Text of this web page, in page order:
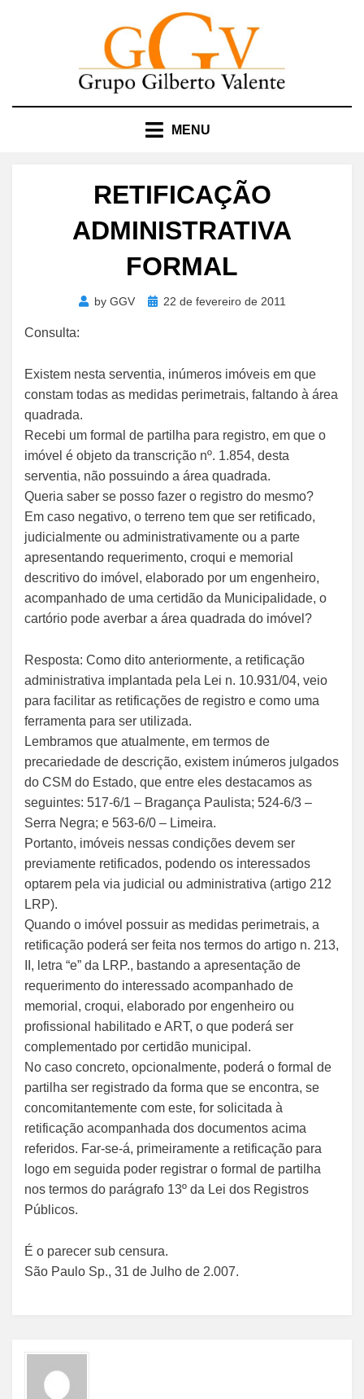
MENU
RETIFICAÇÃO
ADMINISTRATIVA
FORMAL
by GGV
Posted22 de fevereiro de 2011
Consulta:
Existem nesta serventia, inúmeros imóveis em que
constam todas as medidas perimetrais, faltando à área
quadrada.
Recebi um formal de partilha para registro, em que o
imóvel é objeto da transcrição nº. 1.854, desta
serventia, não possuindo a área quadrada.
Queria saber se posso fazer o registro do mesmo?
Em caso negativo, o terreno tem que ser retificado,
judicialmente ou administrativamente ou a parte
apresentando requerimento, croqui e memorial
descritivo do imóvel, elaborado por um engenheiro,
acompanhado de uma certidão da Municipalidade, o
cartório pode averbar a área quadrada do imóvel?
Resposta: Como dito anteriormente, a retificação
administrativa implantada pela Lei n. 10.931/04, veio
para facilitar as retificações de registro e como uma
ferramenta para ser utilizada.
Lembramos que atualmente, em termos de
precariedade de descrição, existem inúmeros julgados
do CSM do Estado, que entre eles destacamos as
seguintes: 517-6/1 – Bragança Paulista; 524-6/3 –
Serra Negra; e 563-6/0 – Limeira.
Portanto, imóveis nessas condições devem ser
previamente retificados, podendo os interessados
optarem pela via judicial ou administrativa (artigo 212
LRP).
Quando o imóvel possuir as medidas perimetrais, a
retificação poderá ser feita nos termos do artigo n. 213,
II, letra “e” da LRP., bastando a apresentação de
requerimento do interessado acompanhado de
memorial, croqui, elaborado por engenheiro ou
profissional habilitado e ART, o que poderá ser
complementado por certidão municipal.
No caso concreto, opcionalmente, poderá o formal de
partilha ser registrado da forma que se encontra, se
concomitantemente com este, for solicitada à
retificação acompanhada dos documentos acima
referidos. Far-se-á, primeiramente a retificação para
logo em seguida poder registrar o formal de partilha
nos termos do parágrafo 13º da Lei dos Registros
Públicos.
É o parecer sub censura.
São Paulo Sp., 31 de Julho de 2.007.